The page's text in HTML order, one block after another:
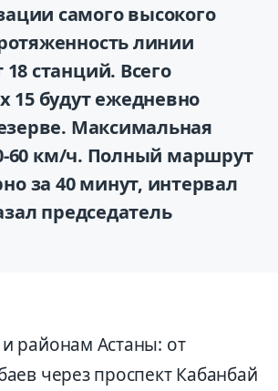
самого высокого
линии
станций. Всего
15 будут ежедневно
Максимальная
60 км/ч. Полный маршрут
за 40 минут, интервал
председатель
районам Астаны: от
через проспект Кабанбай